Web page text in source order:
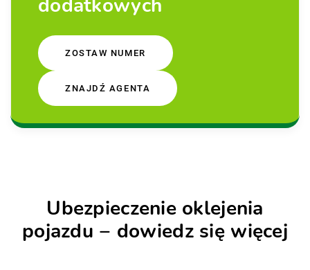
dodatkowych
ZOSTAW NUMER
ZNAJDŹ AGENTA
Ubezpieczenie oklejenia
pojazdu − dowiedz się więcej